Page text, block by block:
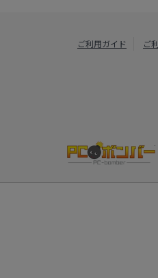
ご利用ガイド ご